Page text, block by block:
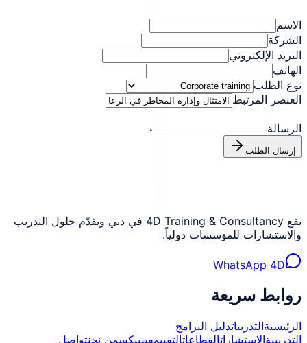
الاسم
الشركة
البريد الإلكتروني
الهاتف
نوع الطلب
العنصر المرتبط
الرسالة
إرسال الطلب
يقع 4D Training & Consultancy في دبي ويقدّم حلول التدريب
والاستشارات للمؤسسات دولياً.
WhatsApp 4D
روابط سريعة
الرئيسيةالتدريباتدليل البرامج
التدريبيةالاستشاراتالقطاعاتالتقييمفينييكسمن نحنتواصل